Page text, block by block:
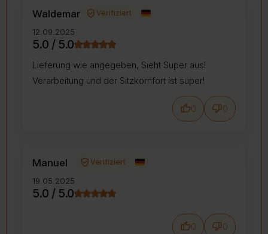
Waldemar
12.09.2025
verified_user Verifiziert
5.0 / 5.0
Lieferung wie angegeben, Sieht Super aus!
Verarbeitung und der Sitzkomfort ist super!
thumb_up0 thumb_down0
Manuel
19.05.2025
verified_user Verifiziert
5.0 / 5.0
thumb_up0 thumb_down0